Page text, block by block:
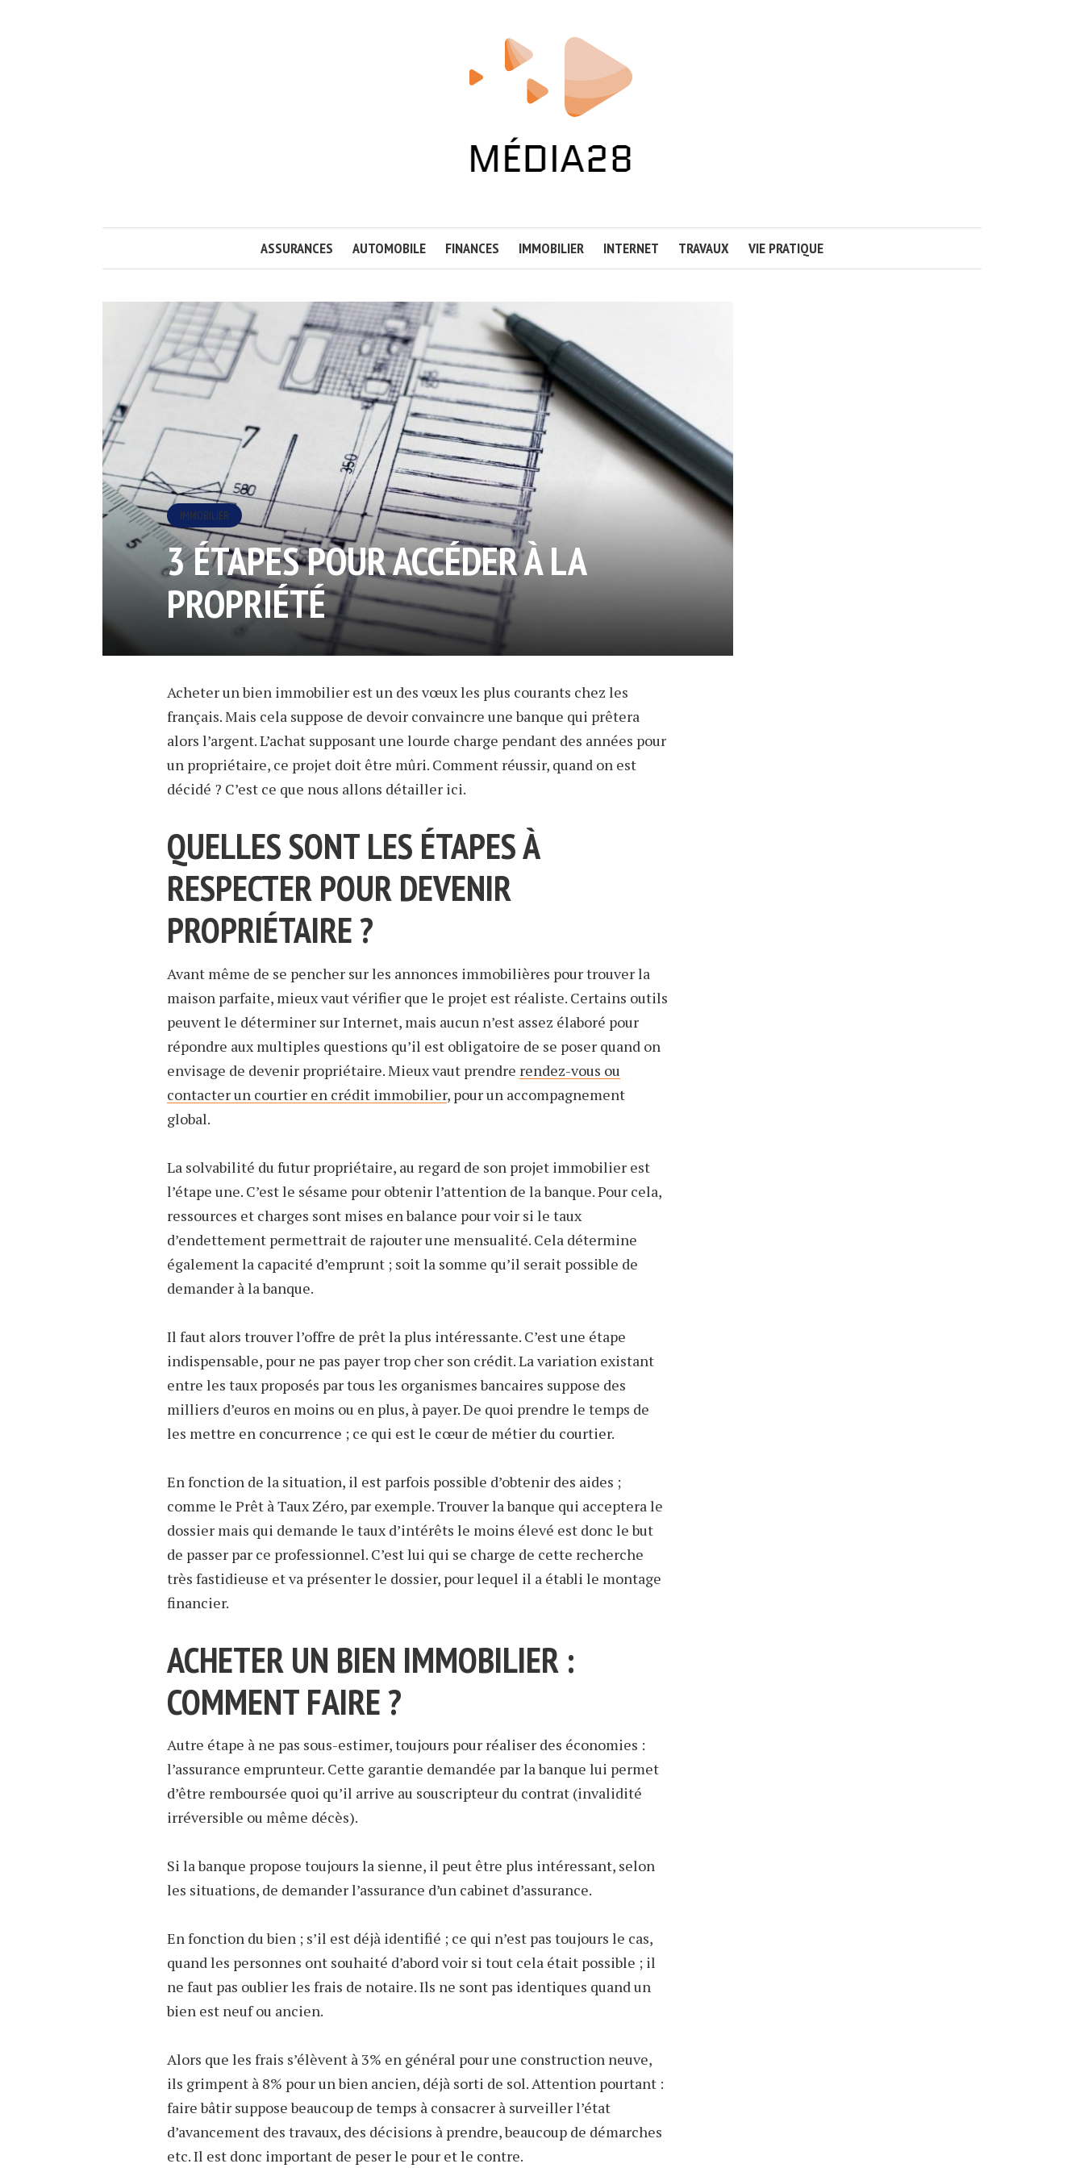
ASSURANCES AUTOMOBILE FINANCES IMMOBILIER INTERNET TRAVAUX VIE PRATIQUE
IMMOBILIER
3 ÉTAPES POUR ACCÉDER À LA
PROPRIÉTÉ
Acheter un bien immobilier est un des vœux les plus courants chez les
français. Mais cela suppose de devoir convaincre une banque qui prêtera
alors l’argent. L’achat supposant une lourde charge pendant des années pour
un propriétaire, ce projet doit être mûri. Comment réussir, quand on est
décidé ? C’est ce que nous allons détailler ici.
QUELLES SONT LES ÉTAPES À
RESPECTER POUR DEVENIR
PROPRIÉTAIRE ?
Avant même de se pencher sur les annonces immobilières pour trouver la
maison parfaite, mieux vaut vérifier que le projet est réaliste. Certains outils
peuvent le déterminer sur Internet, mais aucun n’est assez élaboré pour
répondre aux multiples questions qu’il est obligatoire de se poser quand on
envisage de devenir propriétaire. Mieux vaut prendre rendez-vous ou
contacter un courtier en crédit immobilier, pour un accompagnement
global.
La solvabilité du futur propriétaire, au regard de son projet immobilier est
l’étape une. C’est le sésame pour obtenir l’attention de la banque. Pour cela,
ressources et charges sont mises en balance pour voir si le taux
d’endettement permettrait de rajouter une mensualité. Cela détermine
également la capacité d’emprunt ; soit la somme qu’il serait possible de
demander à la banque.
Il faut alors trouver l’offre de prêt la plus intéressante. C’est une étape
indispensable, pour ne pas payer trop cher son crédit. La variation existant
entre les taux proposés par tous les organismes bancaires suppose des
milliers d’euros en moins ou en plus, à payer. De quoi prendre le temps de
les mettre en concurrence ; ce qui est le cœur de métier du courtier.
En fonction de la situation, il est parfois possible d’obtenir des aides ;
comme le Prêt à Taux Zéro, par exemple. Trouver la banque qui acceptera le
dossier mais qui demande le taux d’intérêts le moins élevé est donc le but
de passer par ce professionnel. C’est lui qui se charge de cette recherche
très fastidieuse et va présenter le dossier, pour lequel il a établi le montage
financier.
ACHETER UN BIEN IMMOBILIER :
COMMENT FAIRE ?
Autre étape à ne pas sous-estimer, toujours pour réaliser des économies :
l’assurance emprunteur. Cette garantie demandée par la banque lui permet
d’être remboursée quoi qu’il arrive au souscripteur du contrat (invalidité
irréversible ou même décès).
Si la banque propose toujours la sienne, il peut être plus intéressant, selon
les situations, de demander l’assurance d’un cabinet d’assurance.
En fonction du bien ; s’il est déjà identifié ; ce qui n’est pas toujours le cas,
quand les personnes ont souhaité d’abord voir si tout cela était possible ; il
ne faut pas oublier les frais de notaire. Ils ne sont pas identiques quand un
bien est neuf ou ancien.
Alors que les frais s’élèvent à 3% en général pour une construction neuve,
ils grimpent à 8% pour un bien ancien, déjà sorti de sol. Attention pourtant :
faire bâtir suppose beaucoup de temps à consacrer à surveiller l’état
d’avancement des travaux, des décisions à prendre, beaucoup de démarches
etc. Il est donc important de peser le pour et le contre.